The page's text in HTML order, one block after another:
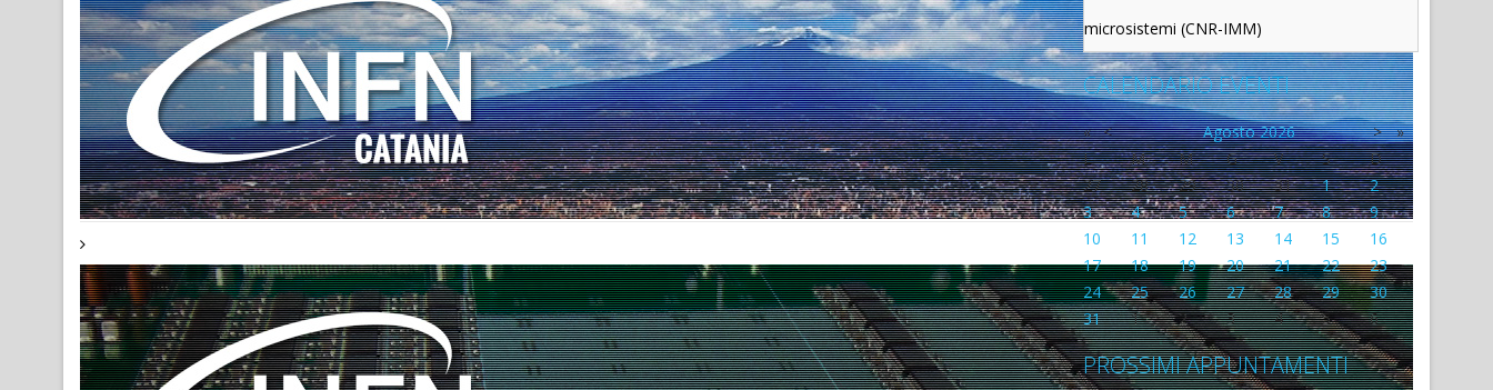
microsistemi (CNR-IMM)
CALENDARIO EVENTI
« < Agosto 2026 >
»
L
M M G V S
D
27
28 29 30 31 1
2
3
4 5 6 7 8
9
10
11 12 13 14 15
16
17
18 19 20 21 22
23
24
25 26 27 28 29
30
31
1 2 3 4 5 6
PROSSIMI APPUNTAMENTI